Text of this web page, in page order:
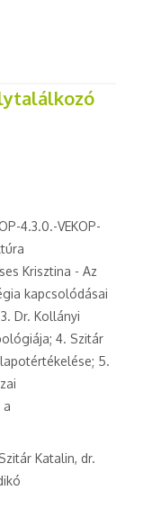
4.3.0.-VEKOP-
Krisztina - Az
kapcsolódásai
Dr. Kollányi
4. Szitár
5.
a
Katalin, dr.